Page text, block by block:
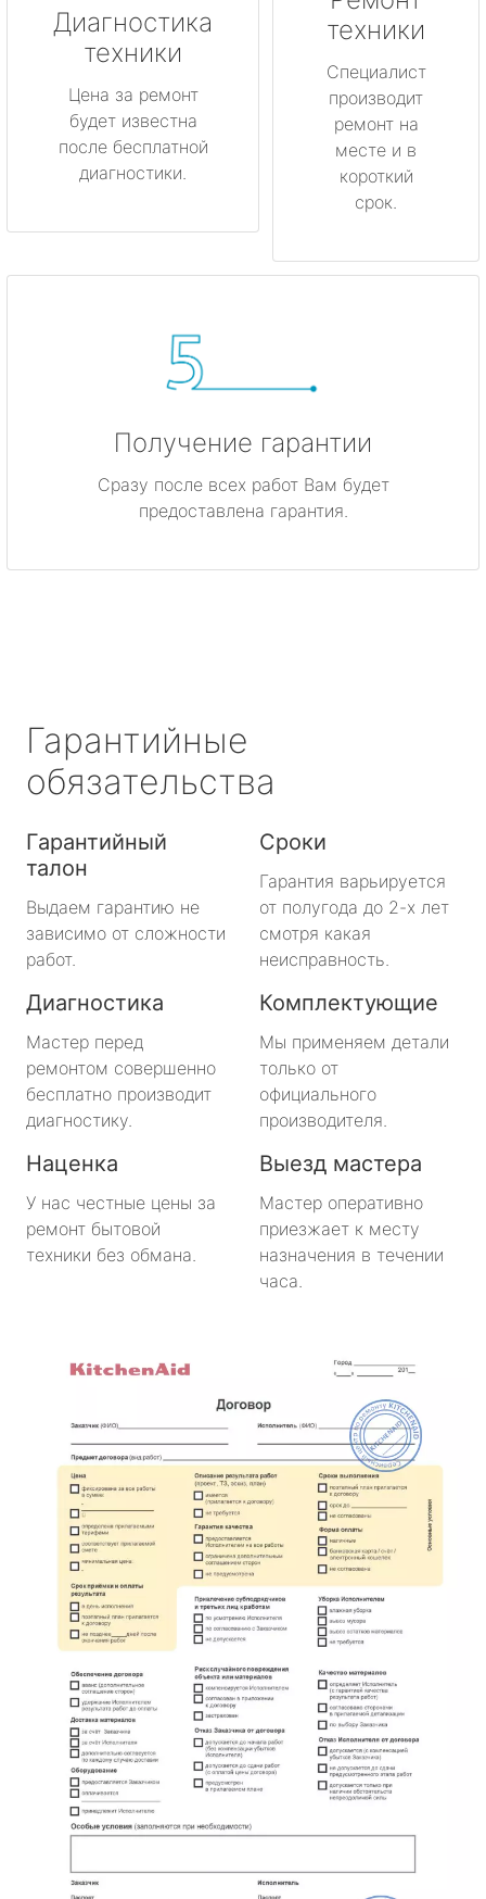
Диагностика
техники
Цена за ремонт
будет известна
после бесплатной
диагностики.
техники
Специалист
производит
ремонт на
месте и в
короткий
срок.
Получение гарантии
Сразу после всех работ Вам будет
предоставлена гарантия.
Гарантийные
обязательства
Гарантийный
талон
Выдаем гарантию не
зависимо от сложности
работ.
Сроки
Гарантия варьируется
от полугода до 2-х лет
смотря какая
неисправность.
Диагностика
Мастер перед
ремонтом совершенно
бесплатно производит
диагностику.
Комплектующие
Мы применяем детали
только от
официального
производителя.
Наценка
У нас честные цены за
ремонт бытовой
техники без обмана.
Выезд мастера
Мастер оперативно
приезжает к месту
назначения в течении
часа.